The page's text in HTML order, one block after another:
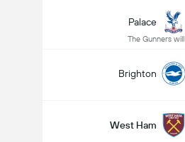
Palace
The Gunners
Brighton
West Ham